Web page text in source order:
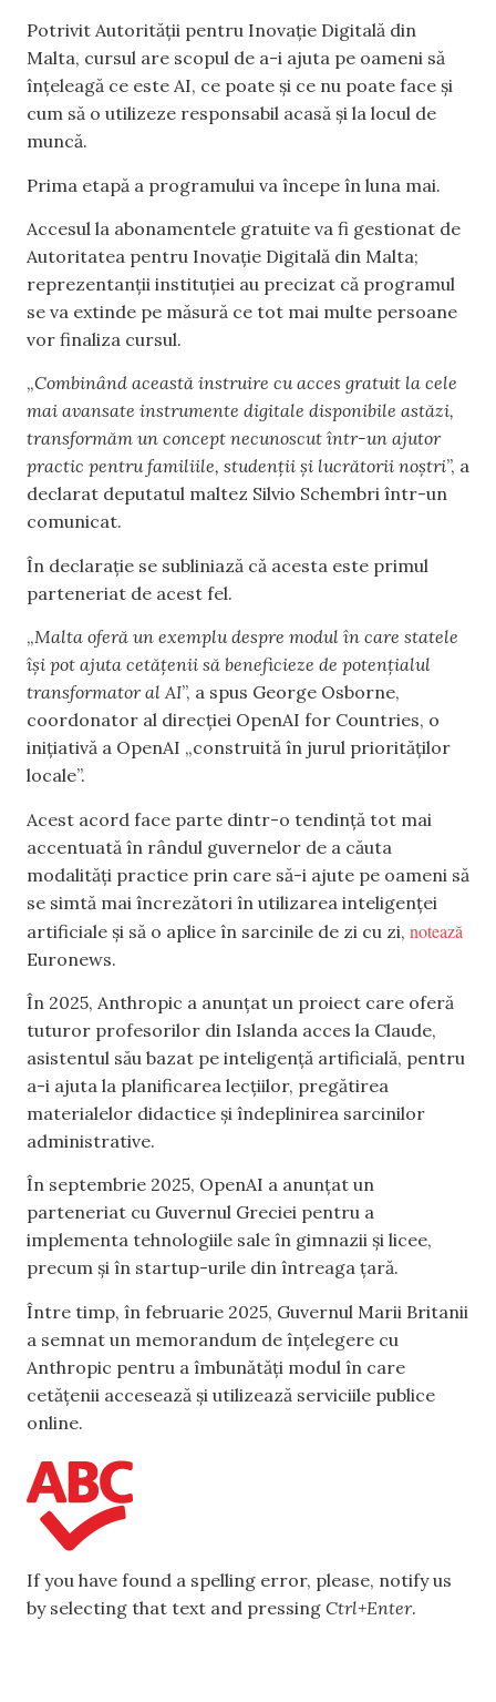
Potrivit Autorității pentru Inovație Digitală din
Malta, cursul are scopul de a-i ajuta pe oameni să
înțeleagă ce este AI, ce poate și ce nu poate face și
cum să o utilizeze responsabil acasă și la locul de
muncă.
Prima etapă a programului va începe în luna mai.
Accesul la abonamentele gratuite va fi gestionat de
Autoritatea pentru Inovație Digitală din Malta;
reprezentanții instituției au precizat că programul
se va extinde pe măsură ce tot mai multe persoane
vor finaliza cursul.
„Combinând această instruire cu acces gratuit la cele
mai avansate instrumente digitale disponibile astăzi,
transformăm un concept necunoscut într-un ajutor
practic pentru familiile, studenții și lucrătorii noștri”, a
declarat deputatul maltez Silvio Schembri într-un
comunicat.
În declarație se subliniază că acesta este primul
parteneriat de acest fel.
„Malta oferă un exemplu despre modul în care statele
își pot ajuta cetățenii să beneficieze de potențialul
transformator al AI”, a spus George Osborne,
coordonator al direcției OpenAI for Countries, o
inițiativă a OpenAI „construită în jurul priorităților
locale”.
Acest acord face parte dintr-o tendință tot mai
accentuată în rândul guvernelor de a căuta
modalități practice prin care să-i ajute pe oameni să
se simtă mai încrezători în utilizarea inteligenței
artificiale și să o aplice în sarcinile de zi cu zi, notează
Euronews.
În 2025, Anthropic a anunțat un proiect care oferă
tuturor profesorilor din Islanda acces la Claude,
asistentul său bazat pe inteligență artificială, pentru
a-i ajuta la planificarea lecțiilor, pregătirea
materialelor didactice și îndeplinirea sarcinilor
administrative.
În septembrie 2025, OpenAI a anunțat un
parteneriat cu Guvernul Greciei pentru a
implementa tehnologiile sale în gimnazii și licee,
precum și în startup-urile din întreaga țară.
Între timp, în februarie 2025, Guvernul Marii Britanii
a semnat un memorandum de înțelegere cu
Anthropic pentru a îmbunătăți modul în care
cetățenii accesează și utilizează serviciile publice
online.
If you have found a spelling error, please, notify us
by selecting that text and pressing Ctrl+Enter.